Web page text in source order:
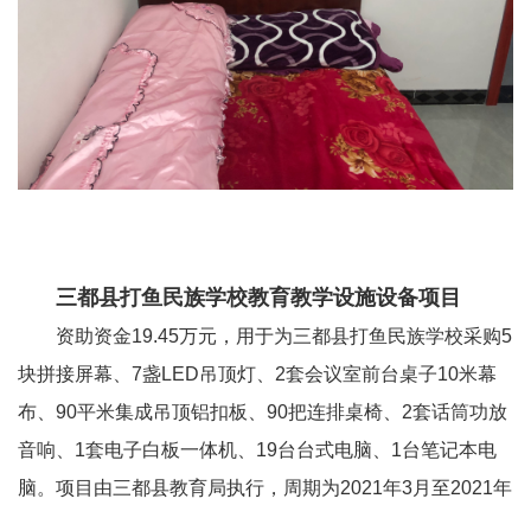
三都县打鱼民族学校教育教学设施设备项目
资助资金19.45万元，用于为三都县打鱼民族学校采购5
块拼接屏幕、 7盏LED吊顶灯、 2套会议室前台桌子10米幕
布、 90平米集成吊顶铝扣板、 90把连排桌椅、 2套话筒功放
音响、 1套电子白板一体机、 19台台式电脑、 1台笔记本电
脑。项目由三都县教育局执行，周期为2021年3月至2021年